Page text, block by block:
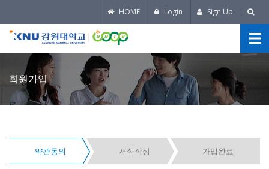
HOME Login Sign Up
회원가입
약관동의 서식작성 가입완료